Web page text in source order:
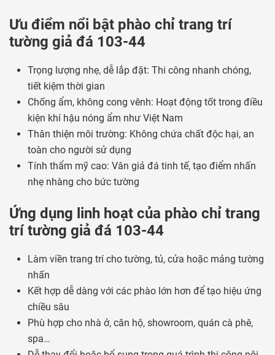
Ưu điểm nổi bật phào chỉ trang trí
tường giả đá 103-44
Trọng lượng nhẹ, dễ lắp đặt: Thi công nhanh chóng,
tiết kiệm thời gian
Chống ẩm, không cong vênh: Hoạt động tốt trong điều
kiện khí hậu nóng ẩm như Việt Nam
Thân thiện môi trường: Không chứa chất độc hại, an
toàn cho người sử dụng
Tính thẩm mỹ cao: Vân giả đá tinh tế, tạo điểm nhấn
nhẹ nhàng cho bức tường
Ứng dụng linh hoạt của phào chỉ trang
trí tường giả đá 103-44
Làm viền trang trí cho tường, tủ, cửa hoặc mảng tường
nhấn
Kết hợp dễ dàng với các phào lớn hơn để tạo hiệu ứng
chiều sâu
Phù hợp cho nhà ở, căn hộ, showroom, quán cà phê,
spa…